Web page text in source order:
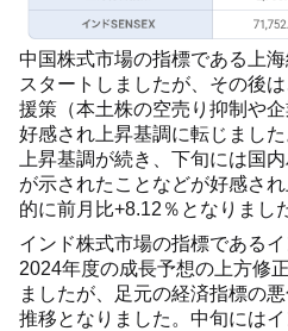
中国株式市場の指標である上
スタートしましたが、その後
援策（本土株の空売り抑制や
好感され上昇基調に転じまし
上昇基調が続き、下旬には国
が示されたことなどが好感さ
的に前月比+8.12％となりまし
インド株式市場の指標である
2024年度の成長予想の上方修
ましたが、足元の経済指標の
推移となりました。中旬には